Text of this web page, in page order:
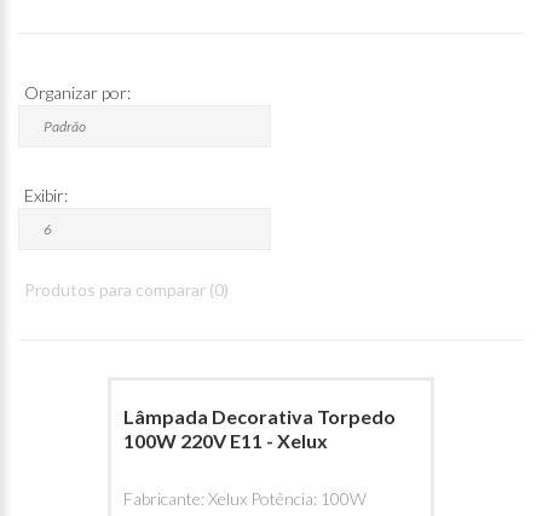
Organizar por:
Exibir:
Produtos para comparar (0)
Lâmpada Decorativa Torpedo
100W 220V E11 - Xelux
Fabricante: Xelux Potência: 100W